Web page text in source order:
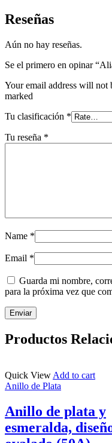
Reseñas
Aún no hay reseñas.
Se el primero en opinar
Your email address will not
marked
Tu clasificación *
Tu reseña *
Name *
Email *
Guarda mi nombre,
para la próxima vez que
Productos
Quick View Add to cart
Anillo de Plata
Anillo de plata y
esmeralda,